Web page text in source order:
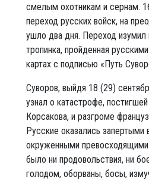
смелым охотникам и сернам.
переход русских войск, на
ушло два дня. Переход изумил
тропинка, пройденная
картах с подписью «Путь
Суворов, выйдя 18 (29)
узнал о катастрофе,
Корсакова, и разгроме
Русские оказались
окруженными превосходящими
было ни продовольствия, ни
голодом, оборваны, босы,